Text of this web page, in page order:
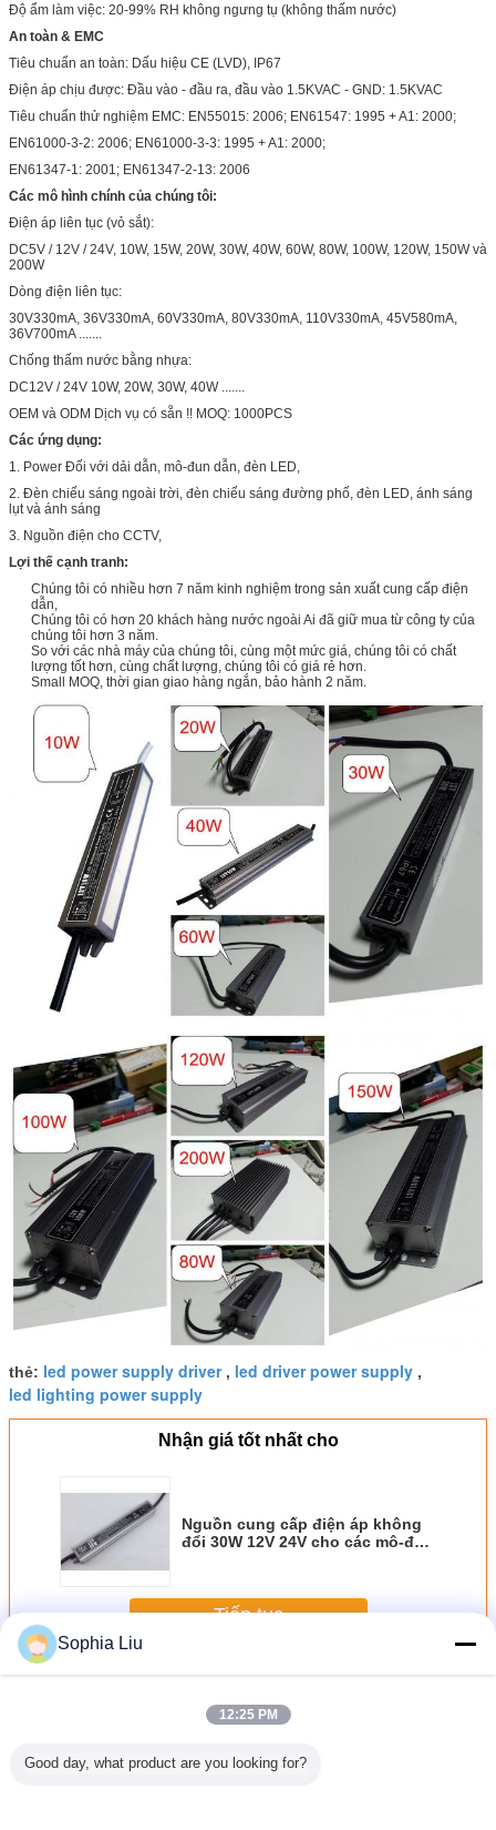
Độ ẩm làm việc: 20-99% RH không ngưng tụ (không thấm nước)
An toàn & EMC
Tiêu chuẩn an toàn: Dấu hiệu CE (LVD), IP67
Điện áp chịu được: Đầu vào - đầu ra, đầu vào 1.5KVAC - GND: 1.5KVAC
Tiêu chuẩn thử nghiệm EMC: EN55015: 2006; EN61547: 1995 + A1: 2000;
EN61000-3-2: 2006; EN61000-3-3: 1995 + A1: 2000;
EN61347-1: 2001; EN61347-2-13: 2006
Các mô hình chính của chúng tôi:
Điện áp liên tục (vỏ sắt):
DC5V / 12V / 24V, 10W, 15W, 20W, 30W, 40W, 60W, 80W, 100W, 120W, 150W và
200W
Dòng điện liên tục:
30V330mA, 36V330mA, 60V330mA, 80V330mA, 110V330mA, 45V580mA,
36V700mA .......
Chống thấm nước bằng nhựa:
DC12V / 24V 10W, 20W, 30W, 40W .......
OEM và ODM Dịch vụ có sẵn !! MOQ: 1000PCS
Các ứng dụng:
1. Power Đối với dải dẫn, mô-đun dẫn, đèn LED,
2. Đèn chiếu sáng ngoài trời, đèn chiếu sáng đường phố, đèn LED, ánh sáng
lụt và ánh sáng
3. Nguồn điện cho CCTV,
Lợi thế cạnh tranh:
Chúng tôi có nhiều hơn 7 năm kinh nghiệm trong sản xuất cung cấp điện
dẫn,
Chúng tôi có hơn 20 khách hàng nước ngoài Ai đã giữ mua từ công ty của
chúng tôi hơn 3 năm.
So với các nhà máy của chúng tôi, cùng một mức giá, chúng tôi có chất
lượng tốt hơn, cùng chất lượng, chúng tôi có giá rẻ hơn.
Small MOQ, thời gian giao hàng ngắn, bảo hành 2 năm.
thẻ: led power supply driver, led driver power supply ,
led lighting power supply
Nhận giá tốt nhất cho
Nguồn cung cấp điện áp không
đổi 30W 12V 24V cho các mô-đun
Tiếp tục
HơnNguồn cung cấp LED không thấm nước
Sophia Liu
12:25 PM
Good day, what product are you looking for?